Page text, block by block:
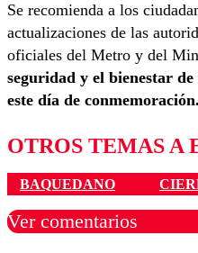
Se recomienda a los
actualizaciones de las
oficiales del Metro y del
seguridad y el bienestar
este día de conmemoración.
OTROS TEMAS A
BAQUEDANO
Ver comentarios